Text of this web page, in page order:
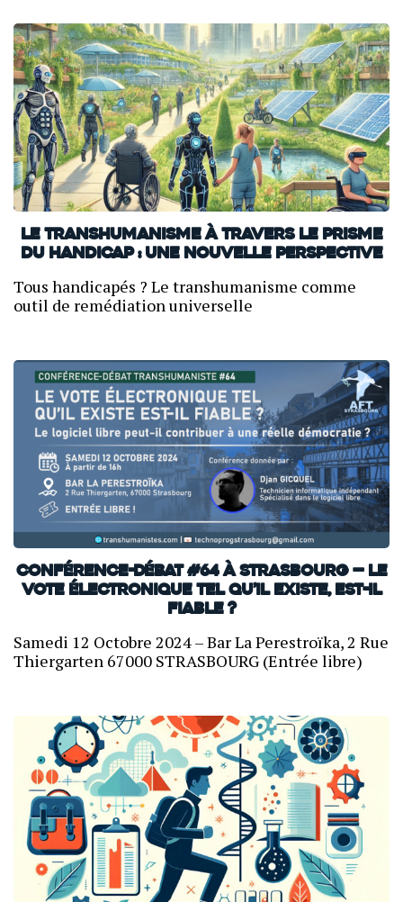
Le transhumanisme à travers le prisme
du handicap : une nouvelle perspective
Tous handicapés ? Le transhumanisme comme
outil de remédiation universelle
Conférence-débat #64 à Strasbourg — Le
vote électronique tel qu’il existe, est-il
fiable ?
Samedi 12 Octobre 2024 – Bar La Perestroïka, 2 Rue
Thiergarten 67000 STRASBOURG (Entrée libre)